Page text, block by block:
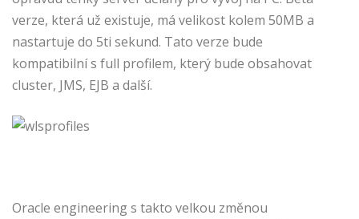
verze, která už existuje, má velikost kolem 50MB a
nastartuje do 5ti sekund. Tato verze bude
kompatibilní s full profilem, který bude obsahovat
cluster, JMS, EJB a další.
Oracle engineering s takto velkou změnou